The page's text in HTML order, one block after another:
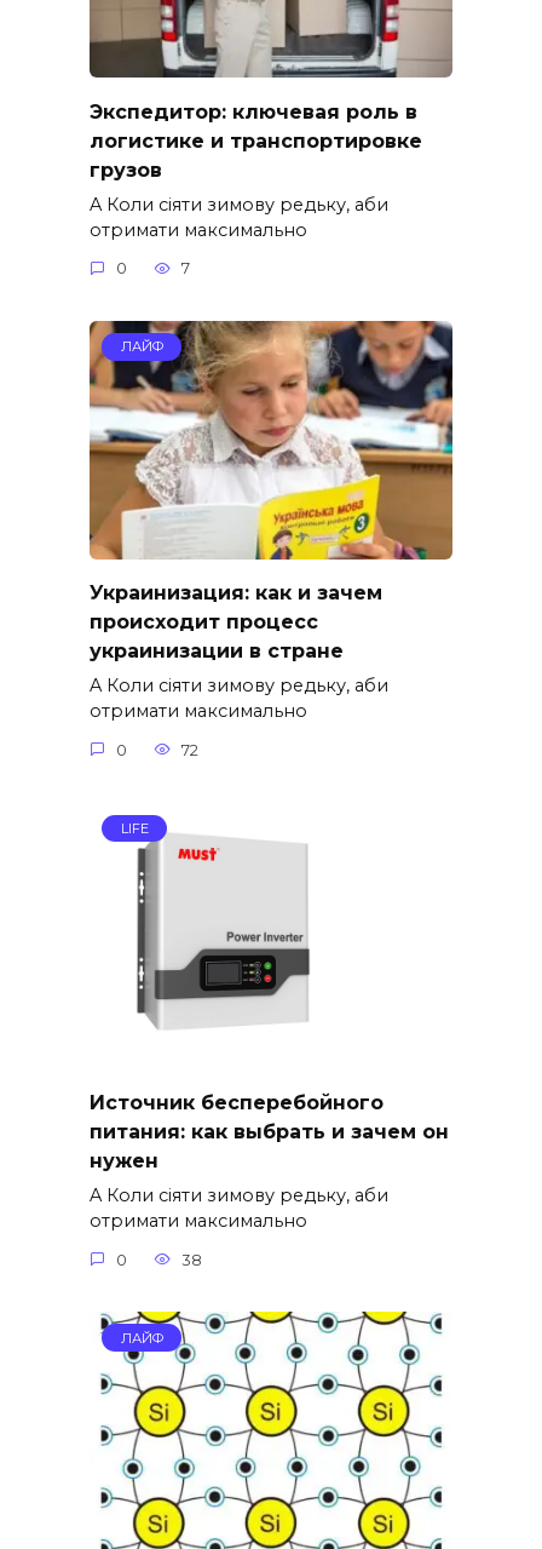
Экспедитор: ключевая роль в
логистике и транспортировке
грузов
A Коли сіяти зимову редьку, аби
отримати максимально
0 7
ЛАЙФ
Украинизация: как и зачем
происходит процесс
украинизации в стране
A Коли сіяти зимову редьку, аби
отримати максимально
0 72
LIFE
Источник бесперебойного
питания: как выбрать и зачем он
нужен
A Коли сіяти зимову редьку, аби
отримати максимально
0 38
ЛАЙФ